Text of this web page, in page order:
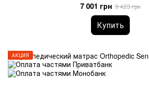
7 001 грн 9 423 грн
Купить
АКЦИЯ